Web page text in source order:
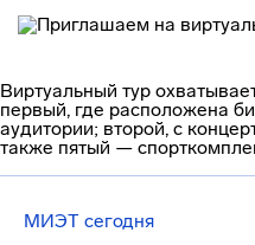
Виртуальный тур
первый, где расположена
аудитории; второй, c
также пятый —
МИЭТ сегодня